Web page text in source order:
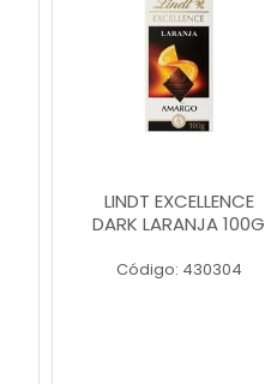
LINDT EXCELLENCE
DARK LARANJA 100G
Código: 430304